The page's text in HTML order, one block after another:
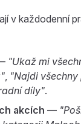
v každodenní
"Ukaž mi
, "Najdi
díly".
akcích —